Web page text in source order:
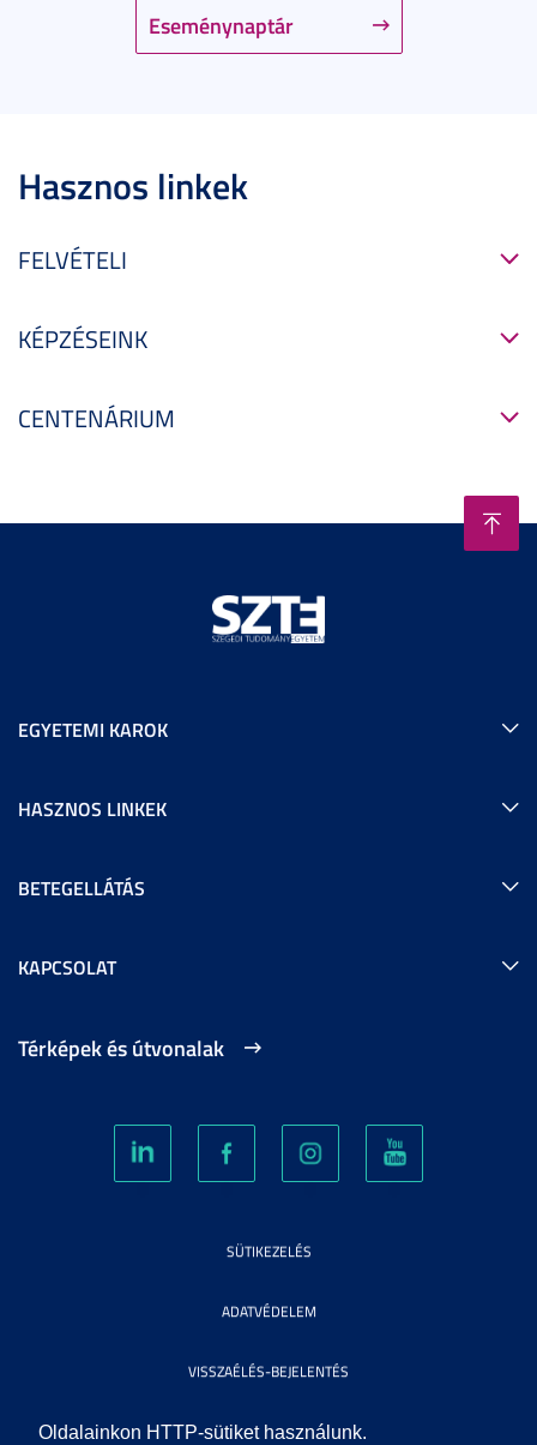
Oldalainkon HTTP-sütiket használunk.
Eseménynaptár
Hasznos linkek
FELVÉTELI
KÉPZÉSEINK
CENTENÁRIUM
EGYETEMI KAROK
HASZNOS LINKEK
BETEGELLÁTÁS
KAPCSOLAT
Térképek és útvonalak
SÜTIKEZELÉS
ADATVÉDELEM
VISSZAÉLÉS-BEJELENTÉS
KÖZÉRDEKŰ ADATOK